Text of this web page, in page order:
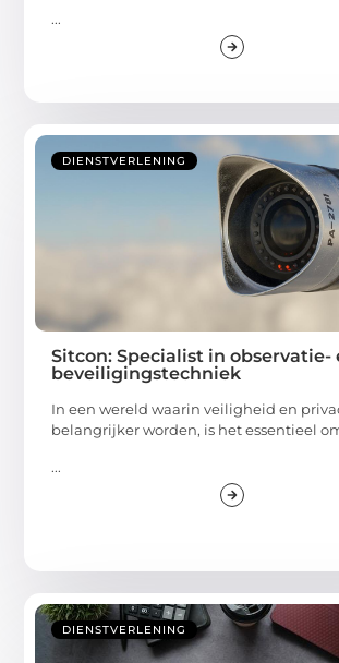
...
DIENSTVERLENING
Sitcon: Specialist in observatie-
beveiligingstechniek
In een wereld waarin veiligheid en
belangrijker worden, is het essentieel
...
DIENSTVERLENING